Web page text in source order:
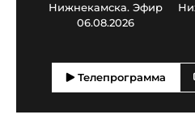
Нижнекамска. Эфир
06.08.2026
Телепрограмма